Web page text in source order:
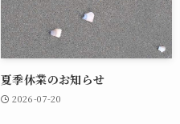
夏季休業のお知らせ
2026-07-20